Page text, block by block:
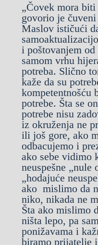
„Čovek mora
govorio je
Maslov ističući
i poštovanjem od
samom vrhu
potreba. Slično
kaže da su
kompetentnošću
potrebe. Šta se
potrebe nisu
iz okruženja ne
ili još gore, ako
odbacujemo i
ako sebe vidimo
neuspešne „nule
„hodajuće
ako mislimo da
niko, nikada ne
Šta ako mislimo
ništa lepo, pa
ponižavama i
biramo prijatelje